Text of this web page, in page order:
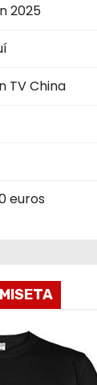
2025
TV China
euros